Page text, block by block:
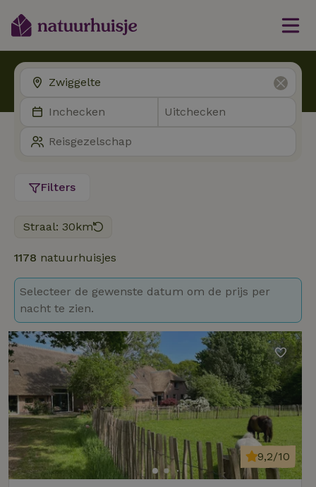
Filters
Straal: 30km
1178 natuurhuisjes
Selecteer de gewenste datum om de prijs per
nacht te zien.
9,2/10